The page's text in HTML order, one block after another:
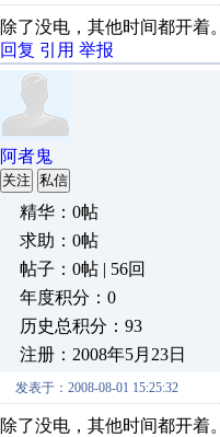
除了没电，其他时间都开着。
回复 引用 举报
阿者鬼
关注 私信
精华：0帖
求助：0帖
帖子：0帖 | 56回
年度积分：0
历史总积分：93
注册：2008年5月23日
发表于：2008-08-01 15:25:32
除了没电，其他时间都开着。